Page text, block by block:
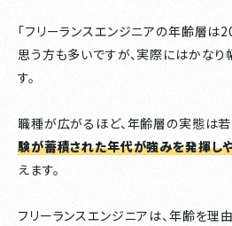
「フリーランスエンジニアの年齢層は
思う方も多いですが、実際にはかな
す。
職種が広がるほど、年齢層の実態は若
験が蓄積された年代が強みを発揮し
えます。
フリーランスエンジニアは、年齢を